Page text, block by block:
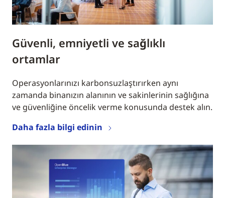
Güvenli, emniyetli ve sağlıklı
ortamlar
Operasyonlarınızı karbonsuzlaştırırken aynı
zamanda binanızın alanının ve sakinlerinin sağlığına
ve güvenliğine öncelik verme konusunda destek alın.
Daha fazla bilgi edinin